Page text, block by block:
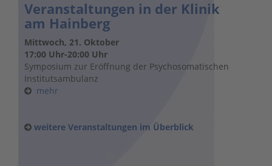
Veranstaltungen in der Klinik
am Hainberg
Mittwoch, 21. Oktober
17:00 Uhr-20:00 Uhr
Symposium zur Eröffnung der Psychosomatischen
Institutsambulanz
mehr
weitere Veranstaltungen im Überblick